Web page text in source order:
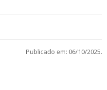
Publicado em: 06/10/2025.